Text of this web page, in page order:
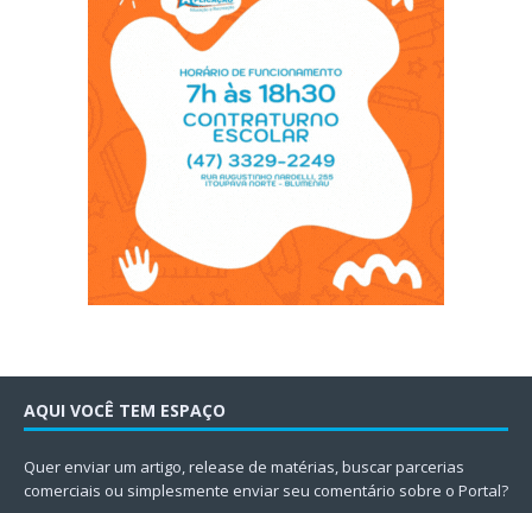
AQUI VOCÊ TEM ESPAÇO
Quer enviar um artigo, release de matérias, buscar parcerias
comerciais ou simplesmente enviar seu comentário sobre o Portal?